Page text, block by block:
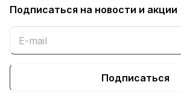
Подписаться на новости и акции
Подписаться